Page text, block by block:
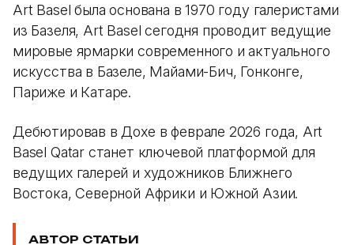
Art Basel была основана в 1970 году галеристами
из Базеля, Art Basel сегодня проводит ведущие
мировые ярмарки современного и актуального
искусства в Базеле, Майами-Бич, Гонконге,
Париже и Катаре.
Дебютировав в Дохе в феврале 2026 года, Art
Basel Qatar станет ключевой платформой для
ведущих галерей и художников Ближнего
Востока, Северной Африки и Южной Азии.
АВТОР СТАТЬИ